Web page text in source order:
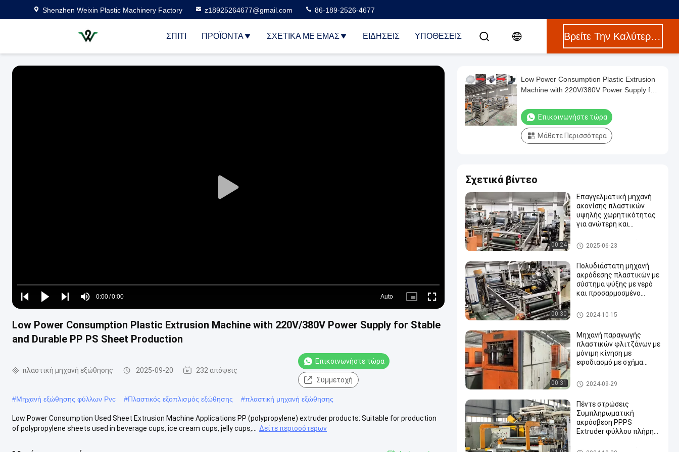
Shenzhen Weixin Plastic Machinery Factory z18925264677@gmail.com 86-189-2526-4677
ΣΠΊΤΙ ΠΡΟΪΌΝΤΑ ΣΧΕΤΙΚΆ ΜΕ ΕΜΆΣ ΕΙΔΉΣΕΙΣ ΥΠΟΘΈΣΕΙΣ Βρείτε Την Καλύτερη Τιμή
Play
Play
Play
Play
Mute
Time
0:00/0:00
Loaded:
0%
Auto
Picture- Fullscreen
Low Power Consumption Plastic Extrusion Machine with 220V/380V Power Supply for Stable
and Durable PP PS Sheet Production
πλαστική μηχανή εξώθησης 2025-09-20 232 απόψεις
Επικοινωνήστε τώρα
Συμμετοχή
#Μηχανή εξώθησης φύλλων Pvc #Πλαστικός εξοπλισμός εξώθησης #πλαστική μηχανή εξώθησης
Low Power Consumption Used Sheet Extrusion Machine Applications PP (polypropylene) extruder products: Suitable for production
of polypropylene sheets used in beverage cups, ice cream cups, jelly cups,...
Δείτε περισσότερων
Low Power Consumption Plastic Extrusion
Machine with 220V/380V Power Supply for
Production
Επικοινωνήστε τώρα
Μάθετε Περισσότερα
Σχετικά βίντεο
00:24
Επαγγελματική μηχανή
ακονίσης πλαστικών
υψηλής χωρητικότητας
για ανώτερη και
πλαστική μηχανή εξώθησης
2025-06-23
00:30
Πολυδιάστατη μηχανή
ακρόδεσης πλαστικών με
σύστημα ψύξης με νερό
και προσαρμοσμένο
πλαστική μηχανή εξώθησης
2024-10-15
00:31
Μηχανή παραγωγής
πλαστικών φλιτζάνων με
μόνιμη κίνηση με
εφοδιασμό με σχήμα
Πλαστική μηχανή Thermofor
ming
2024-09-29
Πέντε στρώσεις
Συμπληρωματική
ακρόσβεση PPPS
Extruder φύλλου πλήρης
υπολογιστή
πλαστική μηχανή εξώθησης